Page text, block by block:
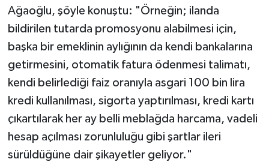
Ağaoğlu, şöyle konuştu: "Örneğin; ilanda
bildirilen tutarda promosyonu alabilmesi için,
başka bir emeklinin aylığının da kendi bankalarına
getirmesini, otomatik fatura ödenmesi talimatı,
kendi belirlediği faiz oranıyla asgari 100 bin lira
kredi kullanılması, sigorta yaptırılması, kredi kartı
çıkartılarak her ay belli meblağda harcama, vadeli
hesap açılması zorunluluğu gibi şartlar ileri
sürüldüğüne dair şikayetler geliyor."